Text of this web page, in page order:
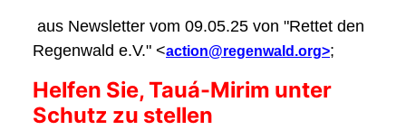
aus Newsletter vom 09.05.25 von "Rettet den
Regenwald e.V." <action@regenwald.org>;
Helfen Sie, Tauá-Mirim unter
Schutz zu stellen